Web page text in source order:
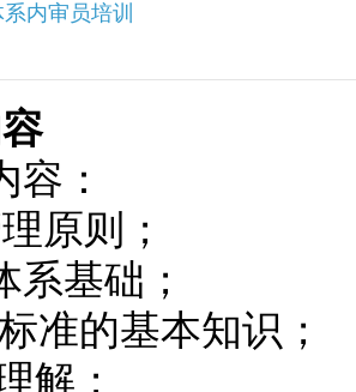
内审员培训
容：
原则；
系基础；
准的基本知识；
解；